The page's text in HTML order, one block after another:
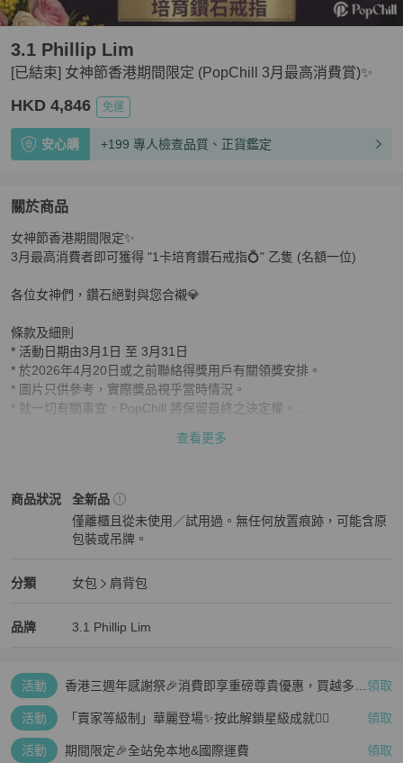
[已結束] 女神節香港期間限定 (PopChill 3月最高消費賞)✨
3.1 Phillip Lim
HKD 4,846 免運
安心購 +199 專人檢查品質、正貨鑑定
關於商品
關於[已結束] 女神節香港期間限定 (PopChill 3月最高消費賞)✨
女神節香港期間限定✨
3月最高消費者即可獲得 "1卡培育鑽石戒指💍" 乙隻 (名額一位)
各位女神們，鑽石絕對與您合襯💎
條款及細則
* 活動日期由3月1日 至 3月31日
* 於2026年4月20日或之前聯絡得獎用戶有關領獎安排。
* 圖片只供參考，實際獎品視乎當時情況。
* 就一切有關事宜，PopChill 將保留最終之決定權。
查看更多
商品狀況
3.1 Phillip Lim女包商品狀態與細節
全新品
僅離櫃且從未使用／試用過。無任何放置痕跡，可能含原
包裝或吊牌。
分類
3.1 Phillip Lim女包分類資訊
女包
肩背包
品牌
3.1 Phillip Lim 精品女包品牌介紹
3.1 Phillip Lim
3.1 Phillip Lim 推薦清單
活動
香港三週年感謝祭🎉消費即享重磅尊貴優惠，買越多、 領取
活動 「賣家等級制」華麗登場✨按此解鎖星級成就👆🏻 領取
活動 期間限定🎉全站免本地&國際運費 領取